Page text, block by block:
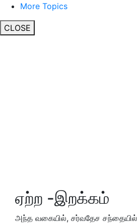
More Topics
CLOSE
ஏற்ற -இறக்கம்
அந்த வகையில், சர்வதேச சந்தையில்